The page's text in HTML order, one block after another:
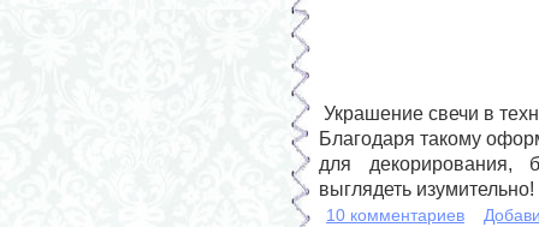
Украшение свечи в
Благодаря такому
для декорирования,
выглядеть изумительно!
10 комментариев